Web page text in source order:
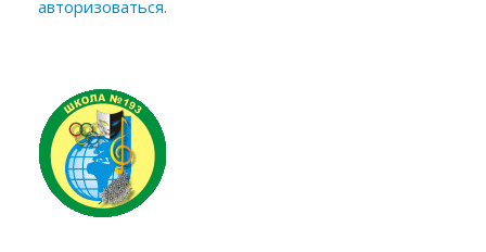
авторизоваться.